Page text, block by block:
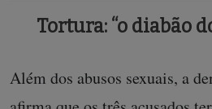
Tortura: “o diabão
Além dos abusos sexuais, a